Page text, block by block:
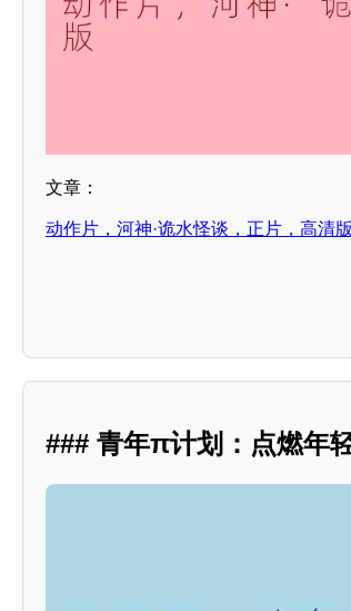
文章：
动作片，河神·诡水怪谈，正片，高清版
### 青年π计划：点燃年